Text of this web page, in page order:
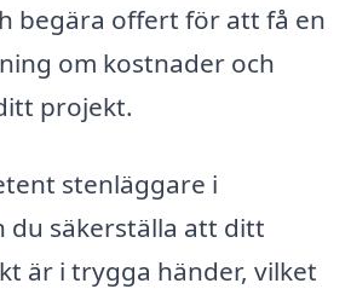
begära offert för att få en
om kostnader och
projekt.
stenläggare i
du säkerställa att ditt
är i trygga händer, vilket